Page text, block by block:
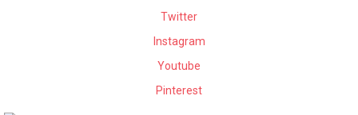
Twitter
Instagram
Youtube
Pinterest